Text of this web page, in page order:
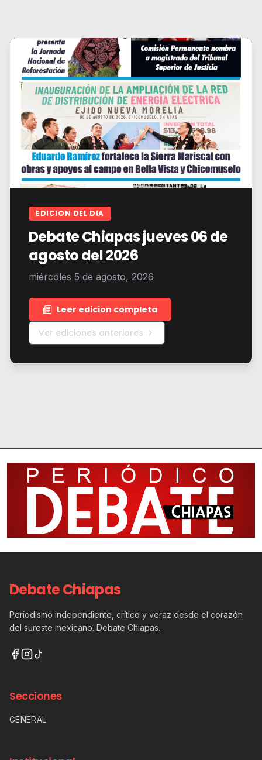
EDICION DEL DIA
Debate Chiapas jueves 06 de
agosto del 2026
miércoles 5 de agosto, 2026
Leer edicion completa
Ver ediciones anteriores
Debate Chiapas
Periodismo independiente, crítico y veraz desde el corazón
del sureste mexicano. Debate Chiapas.
Secciones
GENERAL